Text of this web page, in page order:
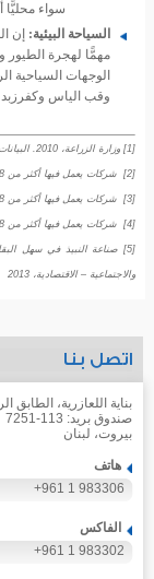
سواء محليًّا
السياحة البيئية: إن
مهمًّا لهجرة الطيور
الوجهات السياحية
وقب الياس
[1] وزارة الزراعة، 2010. البيانات الأخيرة المتوفرة
[2] شركات يعمل فيها أكثر من 8 موظفين – دليل الصادرات والمؤسسات الصناعية اللبنانية للعام 2015-2016
[3] شركات يعمل فيها أكثر من 8 موظفين – دليل الصادرات والمؤسسات الصناعية اللبنانية للعام 2015-2016
[4] شركات يعمل فيها أكثر من 8 موظفين – دليل الصادرات والمؤسسات الصناعية اللبنانية للعام 2015-2016
[5] صناعة النبيذ في سهل
والاجتماعية – الاقتصادية، 2013
اتصل بنا
بناية اللعازرية، الطابق
صندوق بريد: 113-7251
بيروت، لبنان
هاتف
+961 1 983306
الفاكس
+961 1 983302